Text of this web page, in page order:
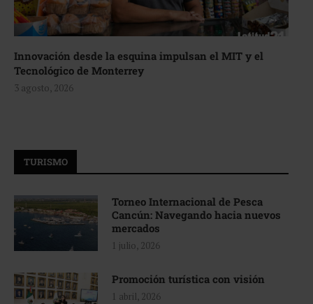
Innovación desde la esquina impulsan el MIT y el
Tecnológico de Monterrey
3 agosto, 2026
TURISMO
Torneo Internacional de Pesca
Cancún: Navegando hacia nuevos
mercados
1 julio, 2026
Promoción turística con visión
1 abril, 2026